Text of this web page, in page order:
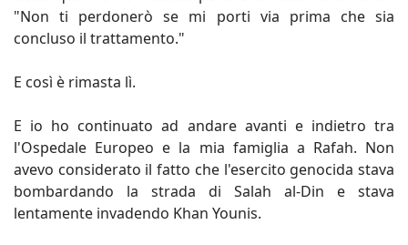
"Non ti perdonerò se mi porti via prima che sia
concluso il trattamento."
E così è rimasta lì.
E io ho continuato ad andare avanti e indietro tra
l'Ospedale Europeo e la mia famiglia a Rafah. Non
avevo considerato il fatto che l'esercito genocida stava
bombardando la strada di Salah al-Din e stava
lentamente invadendo Khan Younis.